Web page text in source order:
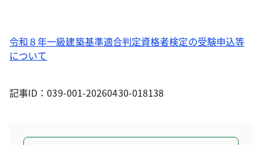
令和８年一級建築基準適合判定資格者検定の受験申込等
について
記事ID：039-001-20260430-018138